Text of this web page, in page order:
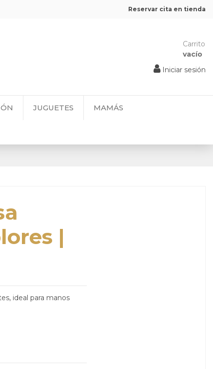
Reservar cita en tienda
Carrito
vacío
Iniciar sesión
JUGUETES MAMÁS
|
ideal para manos